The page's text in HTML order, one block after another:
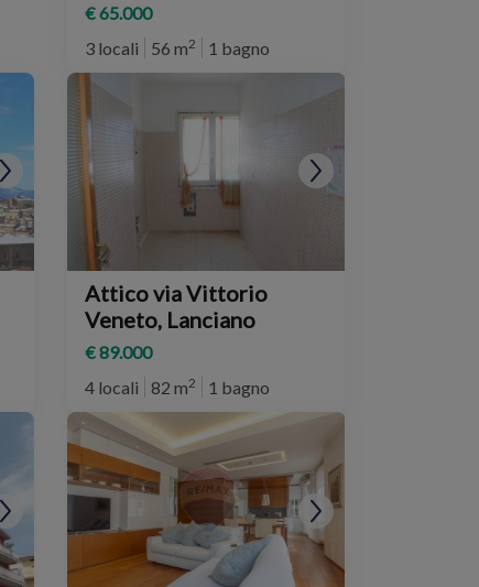
€ 65.000
3 locali
56 m2 1 bagno
Attico via Vittorio
Veneto, Lanciano
€ 89.000
4 locali
82 m2 1 bagno